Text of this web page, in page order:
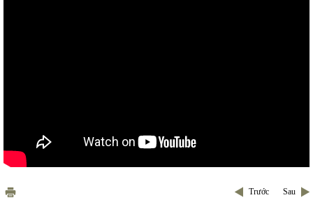
Trước Sau